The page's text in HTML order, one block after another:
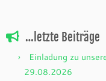
…letzte Beiträge
Einladung zu
29.08.2026